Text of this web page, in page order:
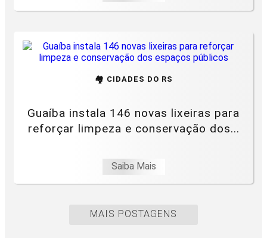
🏘️ CIDADES DO RS
Guaíba instala 146 novas lixeiras para
reforçar limpeza e conservação dos...
Saiba Mais
MAIS POSTAGENS